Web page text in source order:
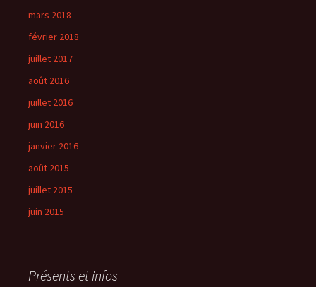
mars 2018
février 2018
juillet 2017
août 2016
juillet 2016
juin 2016
janvier 2016
août 2015
juillet 2015
juin 2015
Présents et infos